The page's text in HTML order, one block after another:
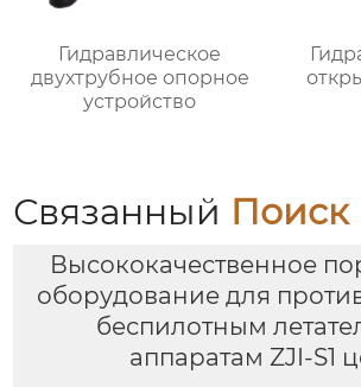
Гидравлическое
двухтрубное опорное
устройство
Связанный Поиск
Высококачественное
оборудование для
беспилотным
аппаратам ZJI-S1